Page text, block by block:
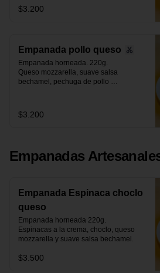
ahumado y especias.
$3.200
Empanada pollo queso
Empanada horneada. 220g.
Queso mozzarella, suave salsa
bechamel, pechuga de pollo
$3.200
Empanadas
Empanada Espinaca choclo
queso
Empanada horneada 220g.
Espinacas a la crema, choclo, queso
mozzarella y suave salsa bechamel.
$3.500